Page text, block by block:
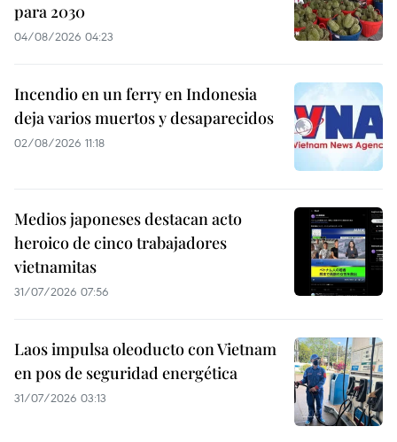
para 2030
04/08/2026 04:23
Incendio en un ferry en Indonesia
deja varios muertos y desaparecidos
02/08/2026 11:18
Medios japoneses destacan acto
heroico de cinco trabajadores
vietnamitas
31/07/2026 07:56
Laos impulsa oleoducto con Vietnam
en pos de seguridad energética
31/07/2026 03:13